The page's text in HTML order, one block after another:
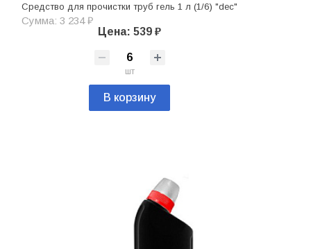
Средство для прочистки труб гель 1 л (1/6) "dec"
Сумма: 3 234 ₽
Цена: 539 ₽
шт
В корзину